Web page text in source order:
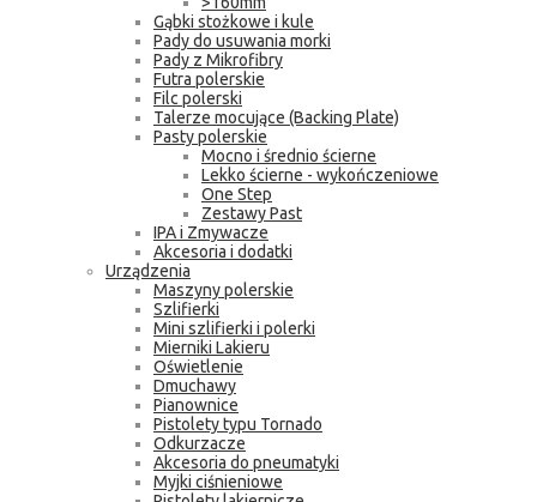
Gąbki stożkowe i kule
Pady do usuwania morki
Pady z Mikrofibry
Futra polerskie
Filc polerski
Talerze mocujące (Backing Plate)
Pasty polerskie
Mocno i średnio ścierne
Lekko ścierne - wykończeniowe
One Step
Zestawy Past
IPA i Zmywacze
Akcesoria i dodatki
Urządzenia
Maszyny polerskie
Szlifierki
Mini szlifierki i polerki
Mierniki Lakieru
Oświetlenie
Dmuchawy
Pianownice
Pistolety typu Tornado
Odkurzacze
Akcesoria do pneumatyki
Myjki ciśnieniowe